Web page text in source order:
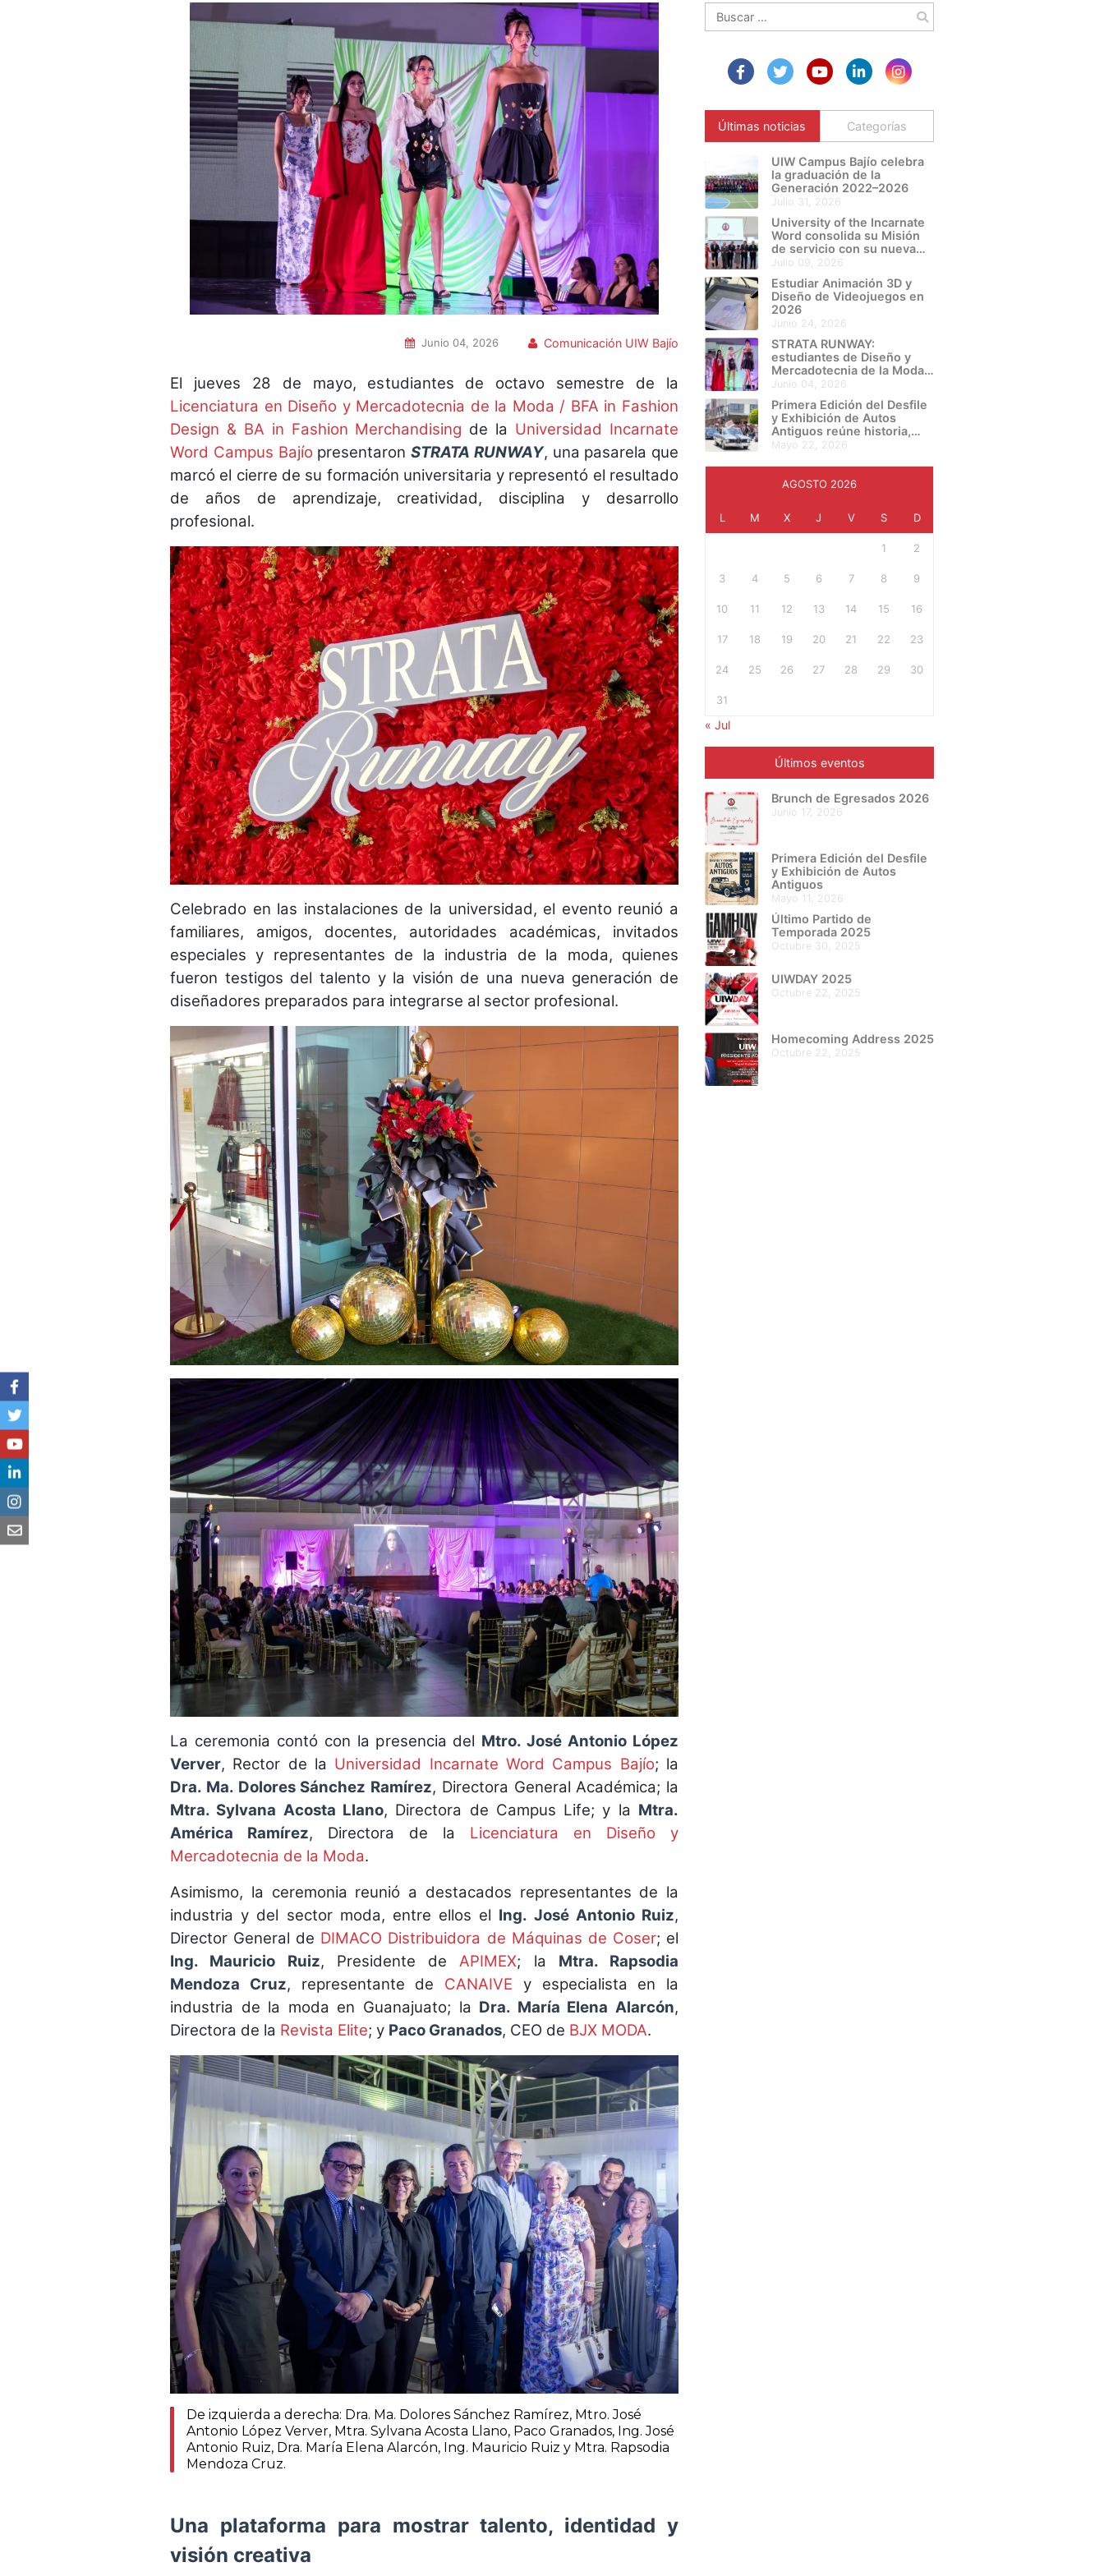
Junio 04, 2026 Comunicación UIW Bajío
El jueves 28 de mayo, estudiantes de octavo semestre de la
Licenciatura en Diseño y Mercadotecnia de la Moda / BFA in Fashion
Design & BA in Fashion Merchandising de la Universidad Incarnate
Word Campus Bajío presentaron STRATA RUNWAY, una pasarela que
marcó el cierre de su formación universitaria y representó el resultado
de años de aprendizaje, creatividad, disciplina y desarrollo
profesional.
Celebrado en las instalaciones de la universidad, el evento reunió a
familiares, amigos, docentes, autoridades académicas, invitados
especiales y representantes de la industria de la moda, quienes
fueron testigos del talento y la visión de una nueva generación de
diseñadores preparados para integrarse al sector profesional.
La ceremonia contó con la presencia del Mtro. José Antonio López
Verver, Rector de la Universidad Incarnate Word Campus Bajío; la
Dra. Ma. Dolores Sánchez Ramírez, Directora General Académica; la
Mtra. Sylvana Acosta Llano, Directora de Campus Life; y la Mtra.
América Ramírez, Directora de la Licenciatura en Diseño y
Mercadotecnia de la Moda.
Asimismo, la ceremonia reunió a destacados representantes de la
industria y del sector moda, entre ellos el Ing. José Antonio Ruiz,
Director General de DIMACO Distribuidora de Máquinas de Coser; el
Ing. Mauricio Ruiz, Presidente deAPIMEX; la Mtra. Rapsodia
Mendoza Cruz, representante de CANAIVE y especialista en la
industria de la moda en Guanajuato; la Dra. María Elena Alarcón,
Directora de la Revista Elite; y Paco Granados, CEO de BJX MODA.
De izquierda a derecha: Dra. Ma. Dolores Sánchez Ramírez, Mtro. José
Antonio López Verver, Mtra. Sylvana Acosta Llano, Paco Granados, Ing. José
Antonio Ruiz, Dra. María Elena Alarcón, Ing. Mauricio Ruiz y Mtra. Rapsodia
Mendoza Cruz.
Una plataforma para mostrar talento, identidad y
visión creativa
Buscar:
Últimas noticias Categorías
UIW Campus Bajío celebra
la graduación de la
Generación 2022–2026
julio 31, 2026
University of the Incarnate
Word consolida su Misión
de servicio con su nueva
Sede León Metropolitano
julio 09, 2026
Estudiar Animación 3D y
Diseño de Videojuegos en
2026
junio 24, 2026
STRATA RUNWAY:
estudiantes de Diseño y
Mercadotecnia de la Moda
de UIW Campus Bajío
presentan su proyecto final
en una noche de
creatividad e innovación
junio 04, 2026
Primera Edición del Desfile
y Exhibición de Autos
Antiguos reúne historia,
cultura y pasión automotriz
mayo 22, 2026
AGOSTO 2026
L M X J V S D
1 2
3 4 5 6 7 8 9
10 11 12 13 14 15 16
17 18 19 20 21 22 23
24 25 26 27 28 29 30
31
« Jul
Últimos eventos
Brunch de Egresados 2026
junio 17, 2026
Primera Edición del Desfile
y Exhibición de Autos
Antiguos
mayo 11, 2026
Último Partido de
Temporada 2025
octubre 30, 2025
UIWDAY 2025
octubre 22, 2025
Homecoming Address 2025
octubre 22, 2025